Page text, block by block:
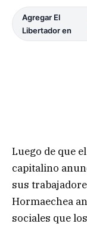
Agregar El
Libertador en
Luego de que
capitalino
sus
Hormaechea
sociales que